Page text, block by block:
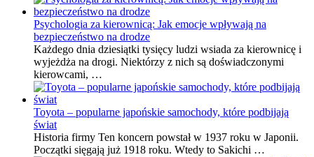
Psychologia za kierownicą: Jak emocje wpływają na
bezpieczeństwo na drodze
Każdego dnia dziesiątki tysięcy ludzi wsiada za kierownicę i
wyjeżdża na drogi. Niektórzy z nich są doświadczonymi
kierowcami, …
Toyota – popularne japońskie samochody, które podbijają
świat
Historia firmy Ten koncern powstał w 1937 roku w Japonii.
Początki sięgają już 1918 roku. Wtedy to Sakichi …